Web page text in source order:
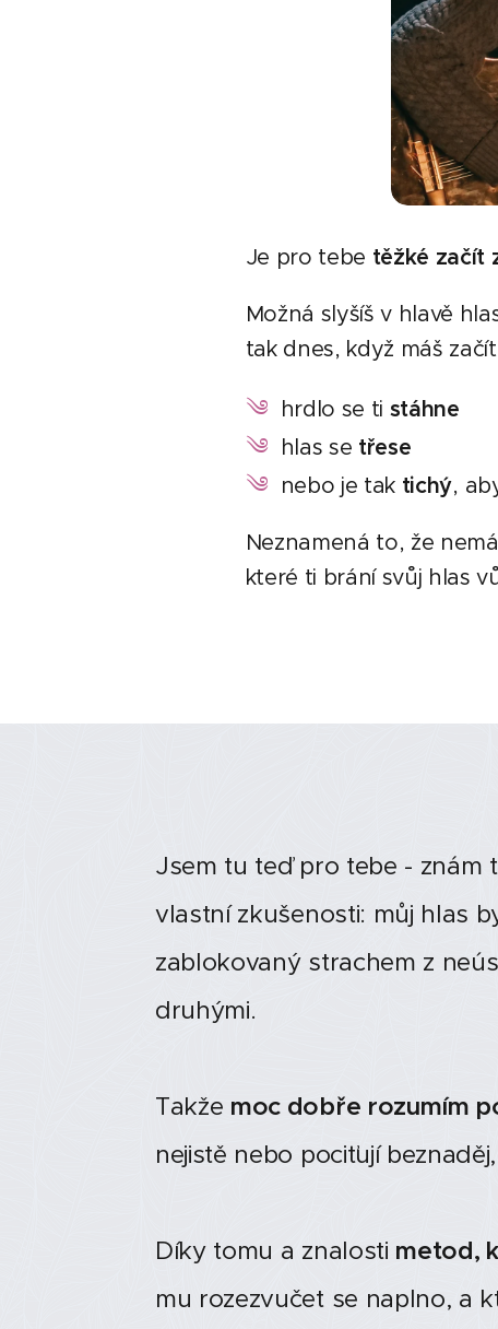
Je pro tebe těžké začít
Možná slyšíš v hlavě
tak dnes, když máš
༄ hrdlo se ti stáhne
༄ hlas se třese
༄ nebo je tak tichý,
Neznamená to, že
které ti brání svůj hlas
Jsem tu teď pro tebe - znám
vlastní zkušenosti: můj hlas
zablokovaný strachem z
druhými.
Takže moc dobře rozumím
nejistě nebo pociťují
Díky tomu a znalosti metod,
mu rozezvučet se naplno, a